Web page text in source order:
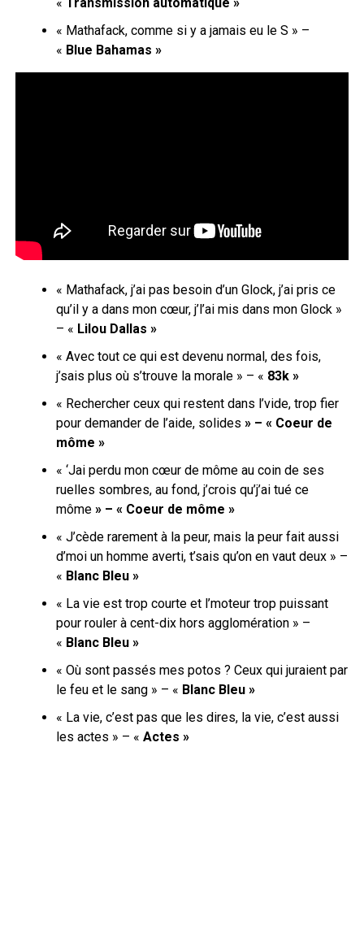
« Mathafack, comme si y a jamais eu le S » –
« Blue Bahamas »
« Mathafack, j’ai pas besoin d’un Glock, j’ai pris ce
qu’il y a dans mon cœur, j’l’ai mis dans mon Glock »
– « Lilou Dallas »
« Avec tout ce qui est devenu normal, des fois,
j’sais plus où s’trouve la morale » – « 83k »
« Rechercher ceux qui restent dans l’vide, trop fier
pour demander de l’aide, solides » – « Coeur de
môme »
« ‘Jai perdu mon cœur de môme au coin de ses
ruelles sombres, au fond, j’crois qu’j’ai tué ce
môme» – « Coeur de môme »
« J’cède rarement à la peur, mais la peur fait aussi
d’moi un homme averti, t’sais qu’on en vaut deux » –
« Blanc Bleu »
« La vie est trop courte et l’moteur trop puissant
pour rouler à cent-dix hors agglomération » –
« Blanc Bleu »
« Où sont passés mes potos ? Ceux qui juraient par
le feu et le sang » – « Blanc Bleu »
« La vie, c’est pas que les dires, la vie, c’est aussi
les actes » – « Actes »